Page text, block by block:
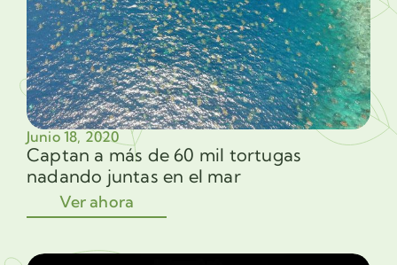
Junio 18, 2020
Captan a más de 60 mil tortugas
nadando juntas en el mar
Ver ahora